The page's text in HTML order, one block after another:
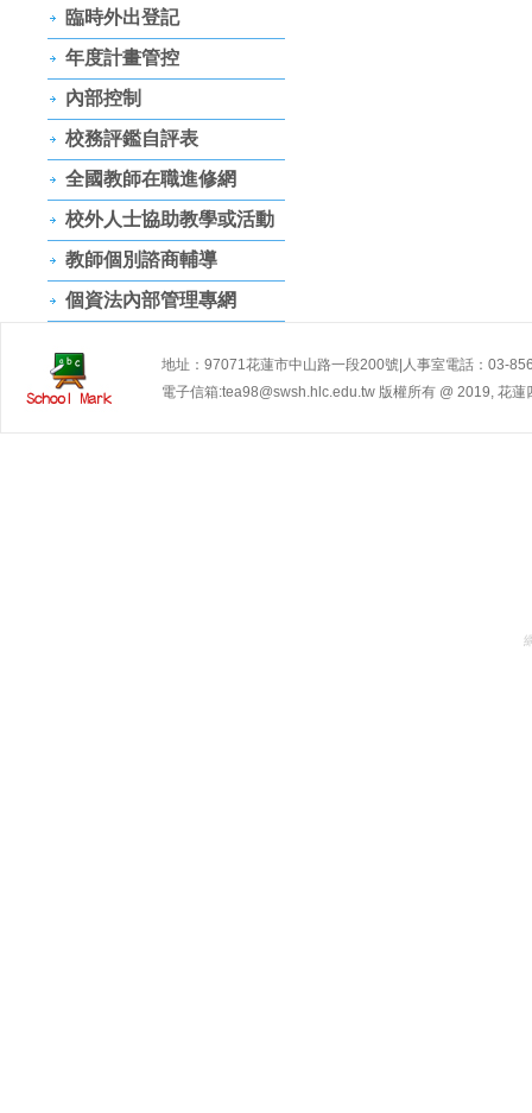
臨時外出登記
年度計畫管控
內部控制
校務評鑑自評表
全國教師在職進修網
校外人士協助教學或活動
教師個別諮商輔導
個資法內部管理專網
地址：97071花蓮市中山路一段200號|人事室電話：03-
電子信箱:tea98@swsh.hlc.edu.tw 版權所有 @ 2019, 花